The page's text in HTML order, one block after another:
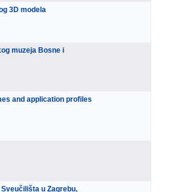
3D modela
muzeja Bosne i
and application profiles
u Zagrebu,